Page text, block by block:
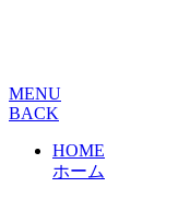
MENU
BACK
HOME
ホーム